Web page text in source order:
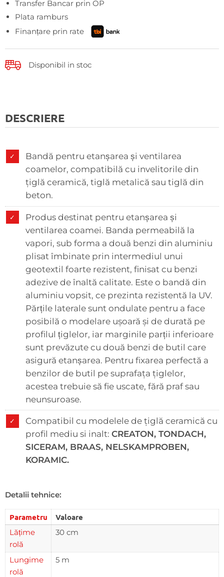
Transfer Bancar prin OP
Plata ramburs
Finanțare prin rate
Disponibil in stoc
DESCRIERE
Bandă pentru etanșarea și ventilarea
coamelor, compatibilă cu invelitorile din
ţiglă ceramică, tiglă metalică sau tiglă din
beton.
Produs destinat pentru etanșarea și
ventilarea coamei. Banda permeabilă la
vapori, sub forma a două benzi din aluminiu
plisat îmbinate prin intermediul unui
geotextil foarte rezistent, finisat cu benzi
adezive de înaltă calitate. Este o bandă din
aluminiu vopsit, ce prezinta rezistentă la UV.
Părțile laterale sunt ondulate pentru a face
posibilă o modelare uşoară şi de durată pe
profilul țiglelor, iar marginile parții inferioare
sunt prevăzute cu două benzi de butil care
asigură etanșarea. Pentru fixarea perfectă a
benzilor de butil pe suprafaţa ţiglelor,
acestea trebuie să fie uscate, fără praf sau
neunsuroase.
Compatibil cu modelele de ţiglă ceramică cu
profil mediu si inalt:CREATON, TONDACH,
SICERAM, BRAAS, NELSKAMPROBEN,
KORAMIC.
Detalii tehnice:
Parametru Valoare
Lățime
rolă
30 cm
Lungime
rolă
5 m